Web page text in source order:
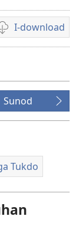
I-download
ninSunod
Tukdo